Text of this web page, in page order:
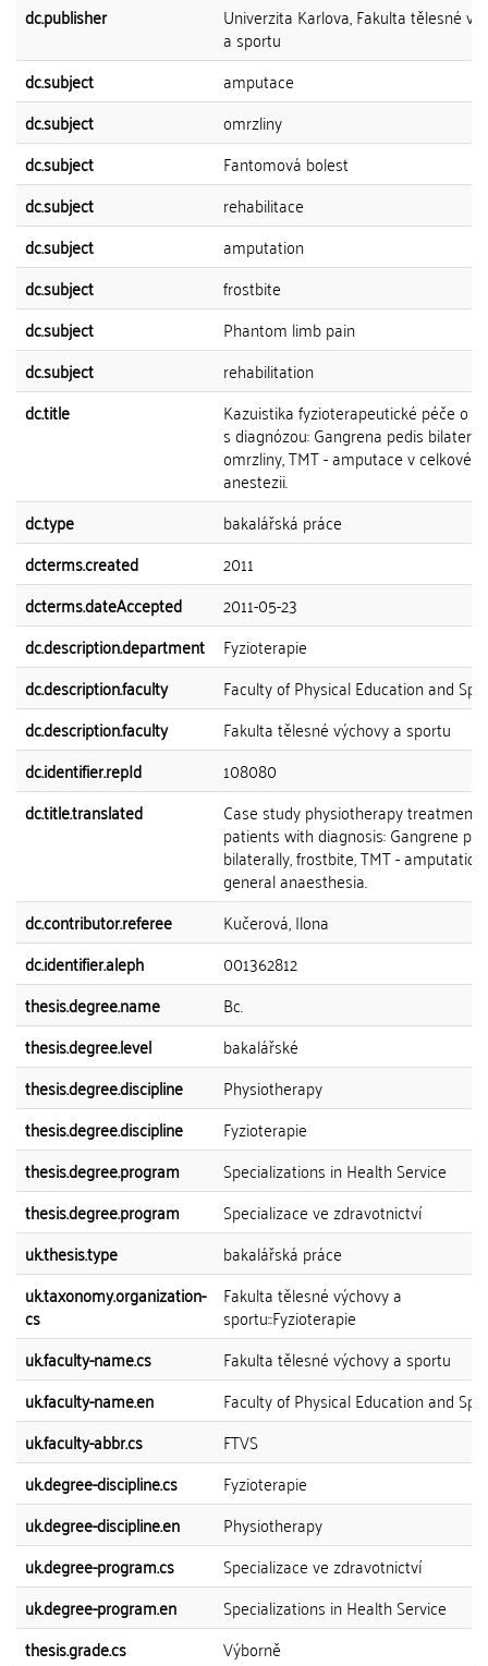
dc.publisher Univerzita Karlova, Fakulta tělesné
a sportu
dc.subject
amputace
dc.subject
omrzliny
dc.subject
Fantomová bolest
dc.subject
rehabilitace
dc.subject
amputation
dc.subject
frostbite
dc.subject
Phantom limb pain
dc.subject
rehabilitation
dc.title
Kazuistika fyzioterapeutické péče o
s diagnózou: Gangrena pedis
omrzliny, TMT - amputace v celkové
anestezii.
dc.type
bakalářská práce
dcterms.created
2011
dcterms.dateAccepted
2011-05-23
dc.description.department
Fyzioterapie
dc.description.faculty
Faculty of Physical Education and
dc.description.faculty
Fakulta tělesné výchovy a sportu
dc.identifier.repId
108080
dc.title.translated
Case study physiotherapy treatment
patients with diagnosis: Gangrene
bilaterally, frostbite, TMT -
general anaesthesia.
dc.contributor.referee
Kučerová, Ilona
dc.identifier.aleph
001362812
thesis.degree.name
Bc.
thesis.degree.level
bakalářské
thesis.degree.discipline
Physiotherapy
thesis.degree.discipline
Fyzioterapie
thesis.degree.program
Specializations in Health Service
thesis.degree.program
Specializace ve zdravotnictví
uk.thesis.type
bakalářská práce
uk.taxonomy.organization-
cs
Fakulta tělesné výchovy a
sportu::Fyzioterapie
uk.faculty-name.cs
Fakulta tělesné výchovy a sportu
uk.faculty-name.en
Faculty of Physical Education and
uk.faculty-abbr.cs
FTVS
uk.degree-discipline.cs
Fyzioterapie
uk.degree-discipline.en
Physiotherapy
uk.degree-program.cs
Specializace ve zdravotnictví
uk.degree-program.en
Specializations in Health Service
thesis.grade.cs
Výborně